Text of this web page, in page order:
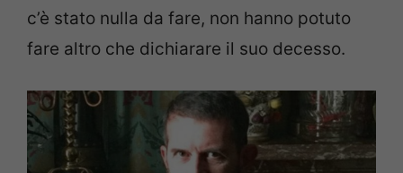
c’è stato nulla da fare, non hanno potuto
fare altro che dichiarare il suo decesso.